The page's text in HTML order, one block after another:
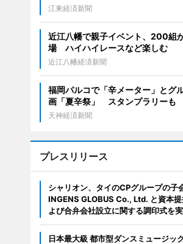
江東経済新聞
近江八幡で親子イベント、200組
場 ハイハイレースなど楽しむ
近江八幡経済新聞
福岡パルコで「辛メーター」とグ
画「夏辛祭」 スタンプラリーも
天神経済新聞
プレスリリース
シャリオン、タイのCPグループの子
INGENS GLOBUS Co., Ltd. と資本
よび合弁会社設立に関する調印式を
日本最大級 都市型ダンスミュージッ